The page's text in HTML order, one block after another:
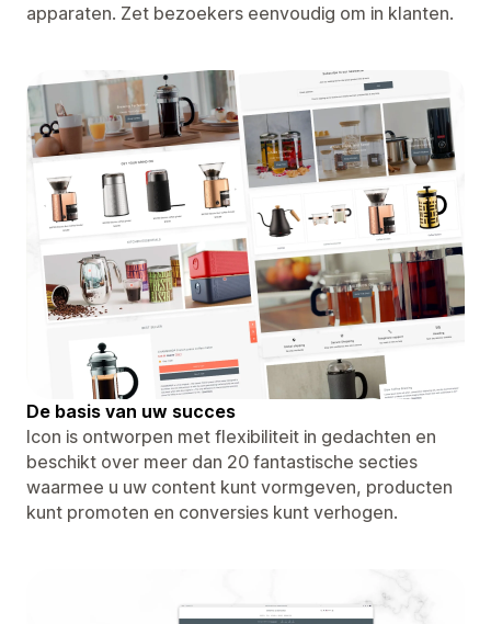
apparaten. Zet bezoekers eenvoudig om in klanten.
De basis van uw succes
Icon is ontworpen met flexibiliteit in gedachten en
beschikt over meer dan 20 fantastische secties
waarmee u uw content kunt vormgeven, producten
kunt promoten en conversies kunt verhogen.